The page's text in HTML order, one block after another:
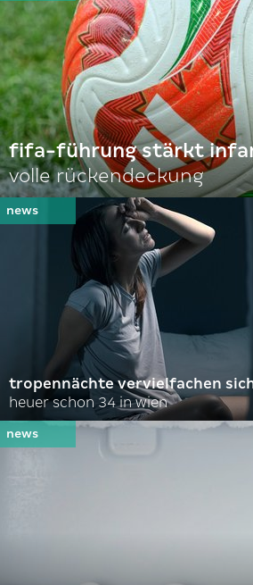
fifa-führung stärkt
volle rückendeckung
tropennächte vervielfachen
heuer schon 34 in wien